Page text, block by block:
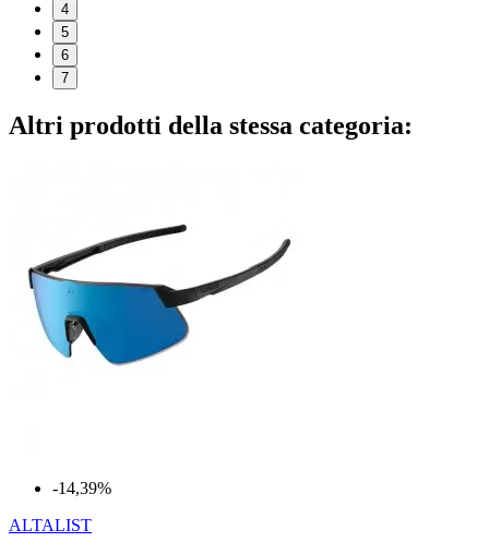
4
5
6
7
Altri prodotti della stessa categoria:
-14,39%
ALTALIST